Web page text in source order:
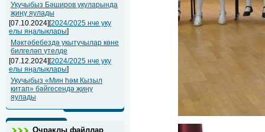
Укучыбыз Бәширов укуларында
җиңү яулады
[07.10.2024][2024/2025 нче уку
елы яңалыклары]
Мәктәбебездә укытучылар көне
билгеләп үтелде
[07.12.2024][2024/2025 нче уку
елы яңалыклары]
Укучыбыз «Мин һәм Кызыл
китап» бәйгесендә җиңү
яулады
Очраклы файллар